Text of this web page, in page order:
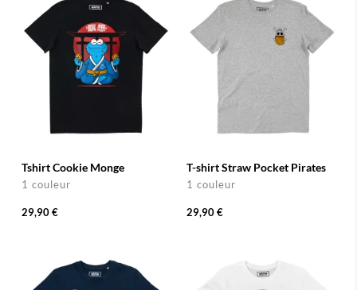
Tshirt Cookie Monge
1 couleur
29,90 €
T-shirt Straw Pocket Pirates
1 couleur
29,90 €